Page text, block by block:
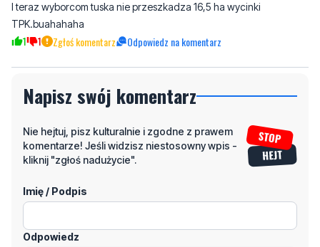
I teraz wyborcom tuska nie przeszkadza 16,5 ha wycinki
TPK.buahahaha
1 1 Zgłoś komentarz Odpowiedz na komentarz
Napisz swój komentarz
Nie hejtuj, pisz kulturalnie i zgodne z prawem
komentarze! Jeśli widzisz niestosowny wpis -
kliknij "zgłoś nadużycie".
Imię / Podpis
Odpowiedz